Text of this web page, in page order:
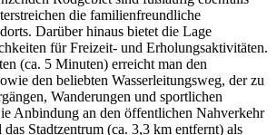
die familienfreundliche
Darüber hinaus bietet die Lage
für Freizeit- und Erholungsaktivitäten.
(ca. 5 Minuten) erreicht man den
den beliebten Wasserleitungsweg, der zu
Wanderungen und sportlichen
Anbindung an den öffentlichen Nahverkehr
das Stadtzentrum (ca. 3,3 km entfernt) als